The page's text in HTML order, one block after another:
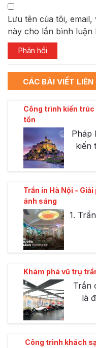
Lưu tên của tôi,
này cho lần bình luận
CÁC BÀI VIẾT
Công trình kiến
tồn
Pháp
kiến
Trần in Hà Nội –
ánh sáng
1.
Khám phá vũ trụ
Trần
là
Công trình khách